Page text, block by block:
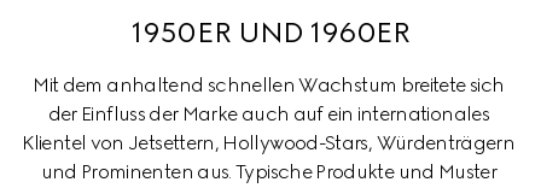
1950ER UND 1960ER
Mit dem anhaltend schnellen Wachstum breitete sich
der Einfluss der Marke auch auf ein internationales
Klientel von Jetsettern, Hollywood-Stars, Würdenträgern
und Prominenten aus. Typische Produkte und Muster